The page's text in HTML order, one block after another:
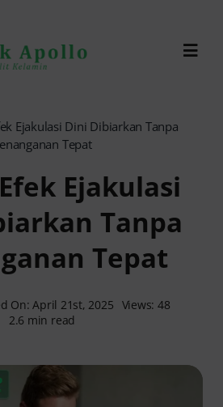
Ejakulasi Dini Dibiarkan Tanpa
Tepat
Ejakulasi
Tanpa
Tepat
On: April 21st, 2025 Views: 48
2.6 min read